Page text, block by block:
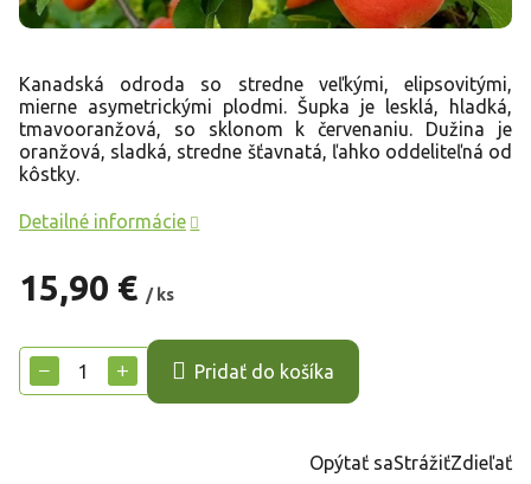
15,90 € / ks
cena:
+
− Pridať do košíka
Kanadská odroda so stredne veľkými, elipsovitými,
mierne asymetrickými plodmi. Šupka je lesklá, hladká,
tmavooranžová, so sklonom k červenaniu. Dužina je
oranžová, sladká, stredne šťavnatá, ľahko oddeliteľná od
kôstky.
Detailné informácie
Opýtať saStrážiťZdieľať